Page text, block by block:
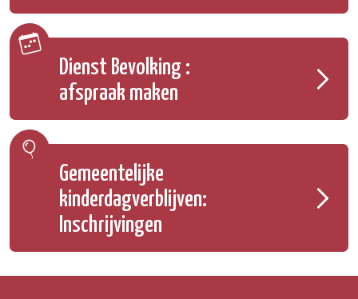
Dienst Bevolking :
afspraak maken
Gemeentelijke
kinderdagverblijven:
Inschrijvingen